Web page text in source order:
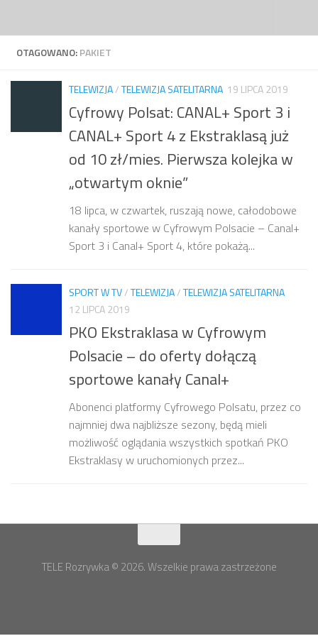
OTAGOWANO:PAKIET
TELEWIZJA/TELEWIZJA SATELITARNA 19 LIPCA 2019
Cyfrowy Polsat: CANAL+ Sport 3 i
CANAL+ Sport 4 z Ekstraklasą już
od 10 zł/mies. Pierwsza kolejka w
„otwartym oknie”
18 lipca, w czwartek, ruszają nowe, całodobowe
kanały sportowe w Cyfrowym Polsacie – Canal+
Sport 3 i Canal+ Sport 4, które pokażą...
SPORT W TV/TELEWIZJA/TELEWIZJA SATELITARNA
12 LIPCA 2019
PKO Ekstraklasa w Cyfrowym
Polsacie – do oferty dołączą
sportowe kanały Canal+
Abonenci platformy Cyfrowego Polsatu, przez co
najmniej dwa najbliższe sezony, będą mieli
możliwość oglądania wszystkich spotkań PKO
Ekstraklasy w uruchomionych przez...
TELE Rozrywka © 2026. Wszelkie prawa zastrzeżone